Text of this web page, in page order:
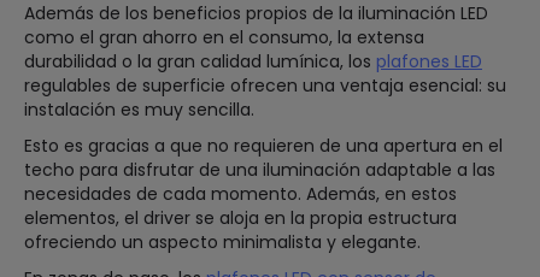
Además de los beneficios propios de la iluminación LED
como el gran ahorro en el consumo, la extensa
durabilidad o la gran calidad lumínica, los plafones LED
regulables de superficie ofrecen una ventaja esencial: su
instalación es muy sencilla.
Esto es gracias a que no requieren de una apertura en el
techo para disfrutar de una iluminación adaptable a las
necesidades de cada momento. Además, en estos
elementos, el driver se aloja en la propia estructura
ofreciendo un aspecto minimalista y elegante.